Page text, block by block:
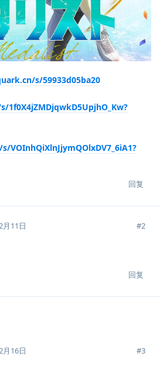
s/59933d05ba20
VOInhQiXlnJjymQOlxDV7_6iA1?
回复
月11日 #2
回复
月16日 #3